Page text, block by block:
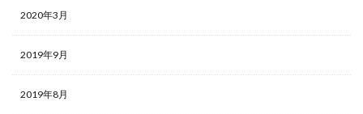
2020年3月
2019年9月
2019年8月